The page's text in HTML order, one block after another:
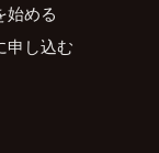
始める
申し込む